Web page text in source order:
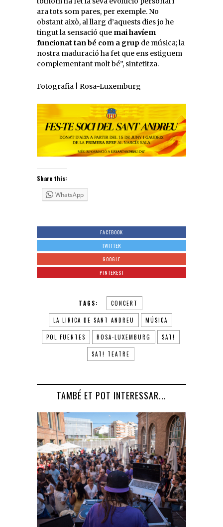
ara tots som pares, per exemple. No
obstant això, al llarg d’aquests dies jo he
tingut la sensació que mai havíem
funcionat tan bé com a grup de música; la
nostra maduració ha fet que ens estiguem
complementant molt bé”, sintetitza.
Fotografia | Rosa-Luxemburg
Share this:
WhatsApp
FACEBOOK
TWITTER
GOOGLE
PINTEREST
TAGS: CONCERT
LA LIRICA DE SANT ANDREU MÚSICA
POL FUENTES ROSA-LUXEMBURG SAT!
SAT! TEATRE
TAMBÉ ET POT INTERESSAR...